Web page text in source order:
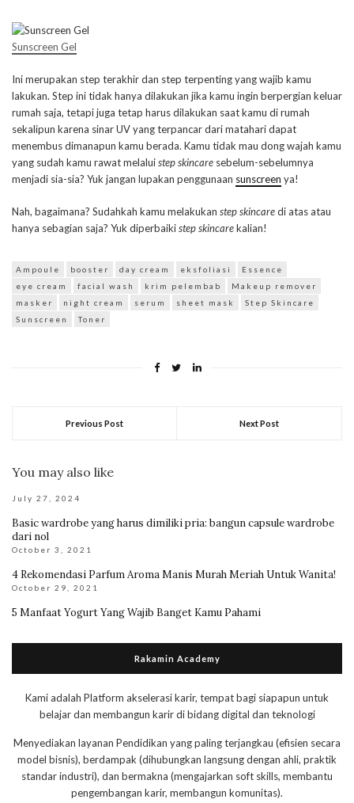
Sunscreen Gel
Ini merupakan step terakhir dan step terpenting yang wajib kamu
lakukan. Step ini tidak hanya dilakukan jika kamu ingin berpergian keluar
rumah saja, tetapi juga tetap harus dilakukan saat kamu di rumah
sekalipun karena sinar UV yang terpancar dari matahari dapat
menembus dimanapun kamu berada. Kamu tidak mau dong wajah kamu
yang sudah kamu rawat melaluistep skincare sebelum-sebelumnya
menjadi sia-sia? Yuk jangan lupakan penggunaan sunscreen ya!
Nah, bagaimana? Sudahkah kamu melakukan step skincaredi atas atau
hanya sebagian saja? Yuk diperbaikistepskincarekalian!
Ampoule booster day cream eksfoliasi
Essence
eye cream
facial wash krim pelembab
Makeup remover
masker
night cream serum sheet mask
Step Skincare
Sunscreen
Toner
Previous Post Next Post
You may also like
July 27, 2024
Basic wardrobe yang harus dimiliki pria: bangun capsule wardrobe
dari nol
October 3, 2021
4 Rekomendasi Parfum Aroma Manis Murah Meriah Untuk Wanita!
October 29, 2021
5 Manfaat Yogurt Yang Wajib Banget Kamu Pahami
Rakamin Academy
Kami adalah Platform akselerasi karir, tempat bagi siapapun untuk
belajar dan membangun karir di bidang digital dan teknologi
Menyediakan layanan Pendidikan yang paling terjangkau (efisien secara
model bisnis), berdampak (dihubungkan langsung dengan ahli, praktik
standar industri), dan bermakna (mengajarkan soft skills, membantu
pengembangan karir, membangun komunitas).